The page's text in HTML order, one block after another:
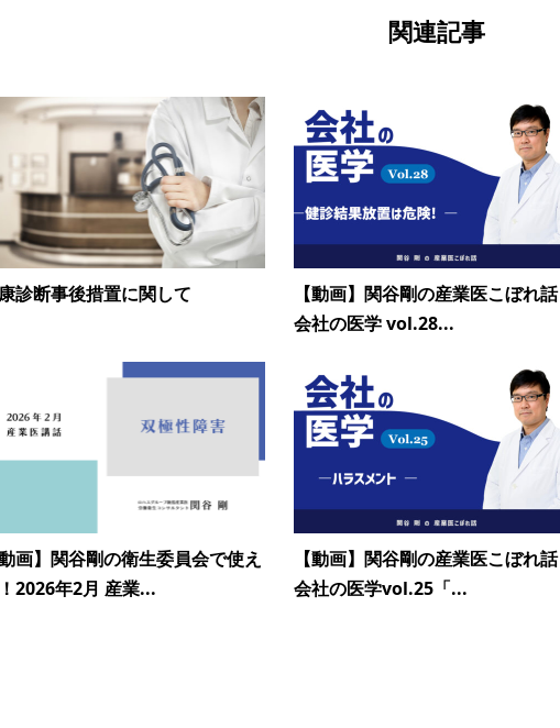
関連記事
診断事後措置に関して
【動画】関谷剛の産業医こぼれ話
会社の医学 vol.28...
画】関谷剛の衛生委員会で使え
2026年2月 産業...
【動画】関谷剛の産業医こぼれ話
会社の医学vol.25「...